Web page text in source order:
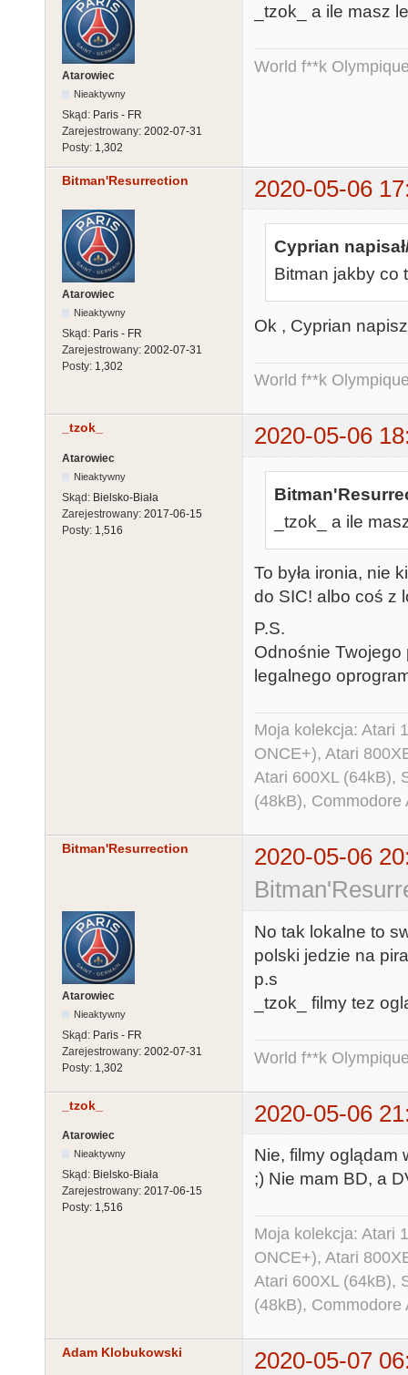
Atarowiec
Nieaktywny
Skąd: Paris - FR
Zarejestrowany: 2002-07-31
Posty: 1,302
_tzok_ a ile masz
World f**k
Bitman'Resurrection 2020-05-06
Atarowiec
Nieaktywny
Skąd: Paris - FR
Zarejestrowany: 2002-07-31
Posty: 1,302
Cyprian
Bitman jakby co
Ok , Cyprian
World f**k
_tzok_ 2020-05-06
Atarowiec
Nieaktywny
Skąd: Bielsko-Biała
Zarejestrowany: 2017-06-15
Posty: 1,516
_tzok_ a ile
To była ironia, nie
do SIC! albo coś z
P.S.
Odnośnie Twojego
legalnego
Moja kolekcja: Atari
ONCE+), Atari
Atari 600XL (64kB),
(48kB),
Bitman'Resurrection
2020-05-06
Atarowiec
Nieaktywny
Skąd: Paris - FR
Zarejestrowany: 2002-07-31
Posty: 1,302
No tak lokalne to
polski jedzie na
p.s
_tzok_ filmy tez
World f**k
_tzok_ 2020-05-06
Atarowiec
Nieaktywny
Skąd: Bielsko-Biała
Zarejestrowany: 2017-06-15
Posty: 1,516
Nie, filmy oglądam
;) Nie mam BD, a
Moja kolekcja: Atari
ONCE+), Atari
Atari 600XL (64kB),
(48kB),
Adam Klobukowski 2020-05-07